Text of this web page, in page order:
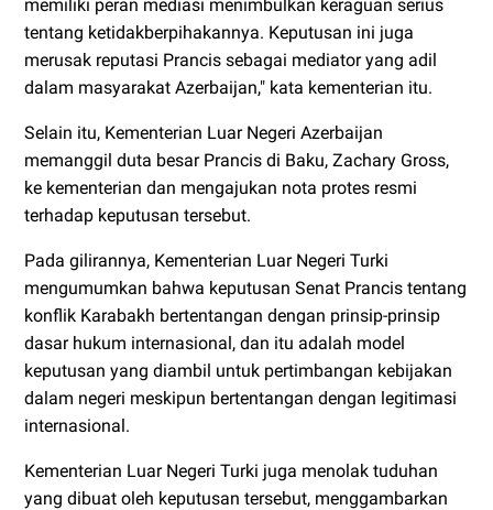
memiliki peran mediasi menimbulkan keraguan serius
tentang ketidakberpihakannya. Keputusan ini juga
merusak reputasi Prancis sebagai mediator yang adil
dalam masyarakat Azerbaijan," kata kementerian itu.
Selain itu, Kementerian Luar Negeri Azerbaijan
memanggil duta besar Prancis di Baku, Zachary Gross,
ke kementerian dan mengajukan nota protes resmi
terhadap keputusan tersebut.
Pada gilirannya, Kementerian Luar Negeri Turki
mengumumkan bahwa keputusan Senat Prancis tentang
konflik Karabakh bertentangan dengan prinsip-prinsip
dasar hukum internasional, dan itu adalah model
keputusan yang diambil untuk pertimbangan kebijakan
dalam negeri meskipun bertentangan dengan legitimasi
internasional.
Kementerian Luar Negeri Turki juga menolak tuduhan
yang dibuat oleh keputusan tersebut, menggambarkan